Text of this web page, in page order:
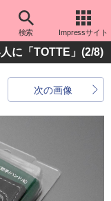
検索 Impressサイト
に「TOTTE」 (2/8)
次の画像